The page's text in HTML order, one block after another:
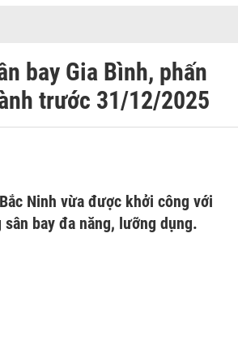
bay Gia Bình, phấn
trước 31/12/2025
Ninh vừa được khởi công với
bay đa năng, lưỡng dụng.